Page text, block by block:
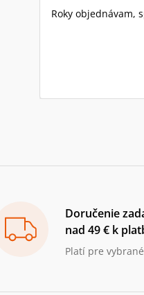
Roky objednávam,
Doručenie
nad 49 € k
Platí pre